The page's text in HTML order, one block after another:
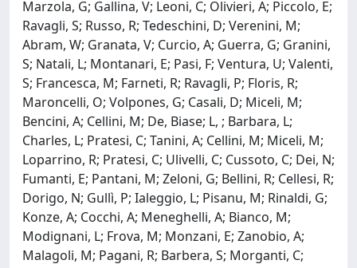
Marzola, G; Gallina, V; Leoni, C; Olivieri, A; Piccolo, E;
Ravagli, S; Russo, R; Tedeschini, D; Verenini, M;
Abram, W; Granata, V; Curcio, A; Guerra, G; Granini,
S; Natali, L; Montanari, E; Pasi, F; Ventura, U; Valenti,
S; Francesca, M; Farneti, R; Ravagli, P; Floris, R;
Maroncelli, O; Volpones, G; Casali, D; Miceli, M;
Bencini, A; Cellini, M; De, Biase; L, ; Barbara, L;
Charles, L; Pratesi, C; Tanini, A; Cellini, M; Miceli, M;
Loparrino, R; Pratesi, C; Ulivelli, C; Cussoto, C; Dei, N;
Fumanti, E; Pantani, M; Zeloni, G; Bellini, R; Cellesi, R;
Dorigo, N; Gullì, P; Ialeggio, L; Pisanu, M; Rinaldi, G;
Konze, A; Cocchi, A; Meneghelli, A; Bianco, M;
Modignani, L; Frova, M; Monzani, E; Zanobio, A;
Malagoli, M; Pagani, R; Barbera, S; Morganti, C;